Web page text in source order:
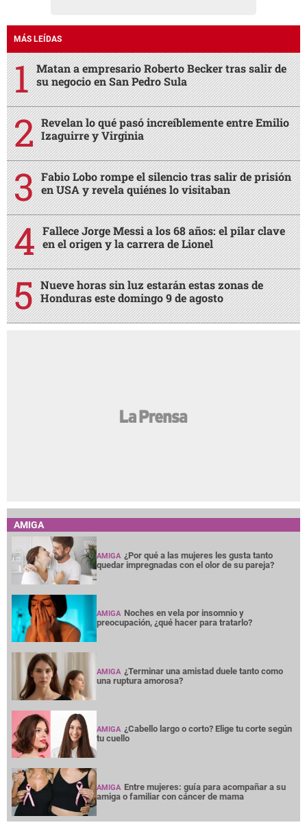
MÁS LEÍDAS
Matan a empresario Roberto Becker tras salir de
su negocio en San Pedro Sula
Revelan lo qué pasó increíblemente entre Emilio
Izaguirre y Virginia
Fabio Lobo rompe el silencio tras salir de prisión
en USA y revela quiénes lo visitaban
Fallece Jorge Messi a los 68 años: el pilar clave
en el origen y la carrera de Lionel
Nueve horas sin luz estarán estas zonas de
Honduras este domingo 9 de agosto
AMIGA
AMIGA ¿Por qué a las mujeres les gusta tanto
quedar impregnadas con el olor de su pareja?
AMIGA Noches en vela por insomnio y
preocupación, ¿qué hacer para tratarlo?
AMIGA ¿Terminar una amistad duele tanto como
una ruptura amorosa?
AMIGA ¿Cabello largo o corto? Elige tu corte según
tu cuello
AMIGA Entre mujeres: guía para acompañar a su
amiga o familiar con cáncer de mama